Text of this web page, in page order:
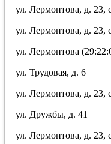
ул. Лермонтова, д. 23,
ул. Лермонтова, д. 23,
ул. Лермонтова
ул. Трудовая, д. 6
ул. Лермонтова, д. 23,
ул. Дружбы, д. 41
ул. Лермонтова, д. 23,